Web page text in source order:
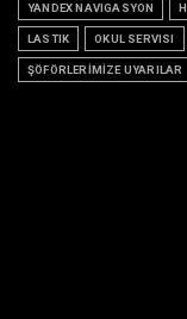
YANDEX NAVIGASYON
LASTIK OKUL SERVISI
ŞÖFÖRLERİMİZE UYARILAR